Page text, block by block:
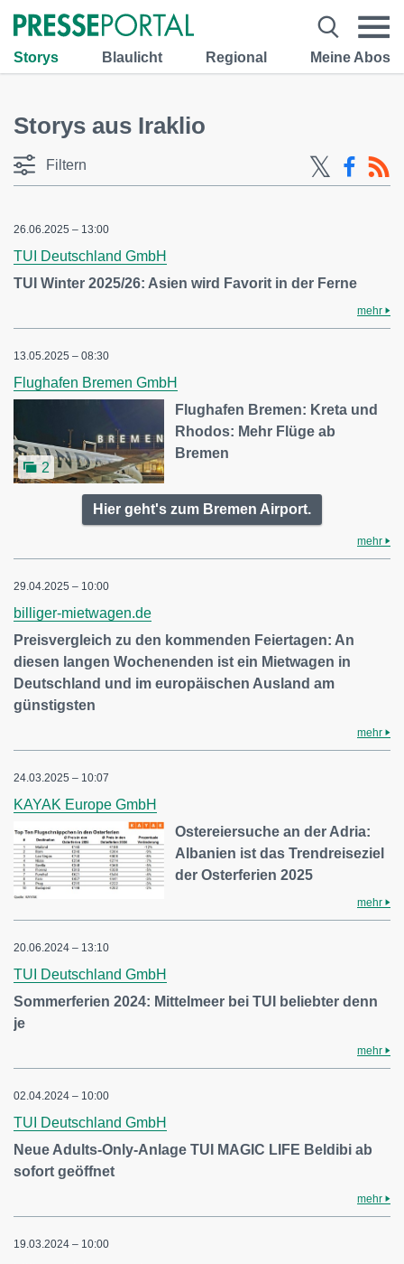
Storys Blaulicht Regional Meine Abos
Storys aus Iraklio
Filtern
26.06.2025 – 13:00
TUI Deutschland GmbH
TUI Winter 2025/26: Asien wird Favorit in der Ferne
mehr
13.05.2025 – 08:30
Flughafen Bremen GmbH
2
Flughafen Bremen: Kreta und
Rhodos: Mehr Flüge ab
Bremen
Hier geht's zum Bremen Airport.
mehr
29.04.2025 – 10:00
billiger-mietwagen.de
Preisvergleich zu den kommenden Feiertagen: An
diesen langen Wochenenden ist ein Mietwagen in
Deutschland und im europäischen Ausland am
günstigsten
mehr
24.03.2025 – 10:07
KAYAK Europe GmbH
Ostereiersuche an der Adria:
Albanien ist das Trendreiseziel
der Osterferien 2025
mehr
20.06.2024 – 13:10
TUI Deutschland GmbH
Sommerferien 2024: Mittelmeer bei TUI beliebter denn
je
mehr
02.04.2024 – 10:00
TUI Deutschland GmbH
Neue Adults-Only-Anlage TUI MAGIC LIFE Beldibi ab
sofort geöffnet
mehr
19.03.2024 – 10:00